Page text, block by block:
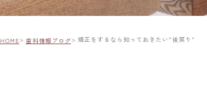
HOME 歯科情報ブログ 矯正をするなら知っておきたい”後戻り”